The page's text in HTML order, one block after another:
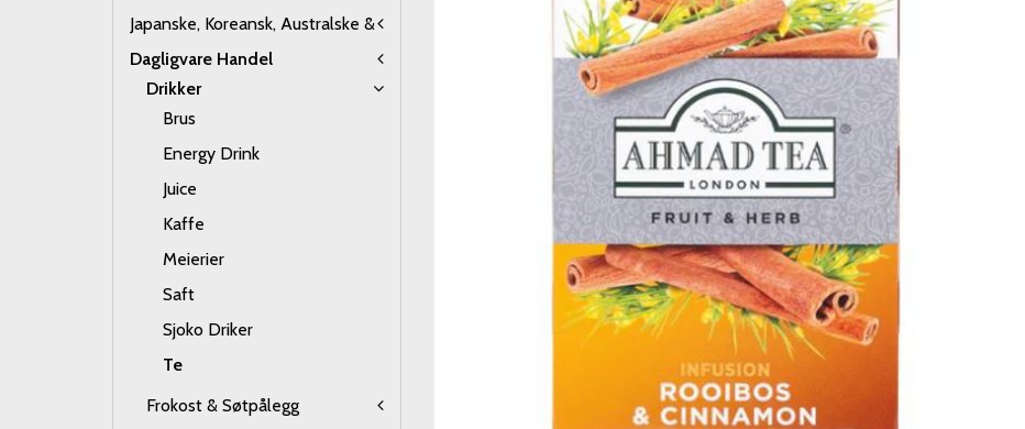
Japanske, Koreansk, Australske &
Dagligvare Handel
Drikker
Brus
Energy Drink
Juice
Kaffe
Meierier
Saft
Sjoko Driker
Te
Frokost & Søtpålegg